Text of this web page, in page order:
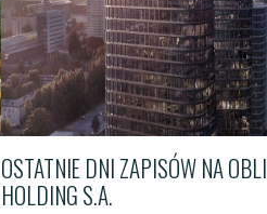
OSTATNIE DNI ZAPISÓW NA
HOLDING S.A.